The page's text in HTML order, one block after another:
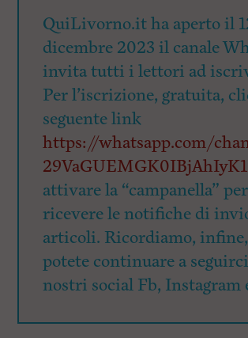
QuiLivorno.it ha aperto il
dicembre 2023 il canale
invita tutti i lettori ad
Per l’iscrizione, gratuita,
seguente link
https://whatsapp.com/
attivare la “campanella” per
ricevere le notifiche di
articoli. Ricordiamo,
potete continuare a
nostri social Fb, Instagram